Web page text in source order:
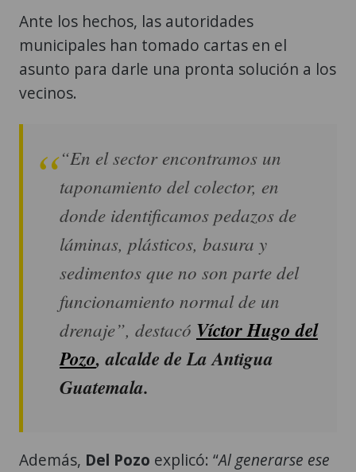
Ante los hechos, las autoridades
municipales han tomado cartas en el
asunto para darle una pronta solución a los
vecinos.
“En el sector encontramos un
taponamiento del colector, en
donde identificamos pedazos de
láminas, plásticos, basura y
sedimentos que no son parte del
funcionamiento normal de un
drenaje”, destacó Víctor Hugo del
Pozo, alcalde de La Antigua
Guatemala.
Además, Del Pozo explicó: “Al generarse ese